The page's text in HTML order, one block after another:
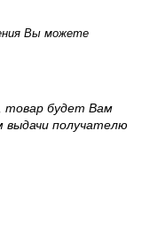
Вы можете
товар будет Вам
выдачи получателю